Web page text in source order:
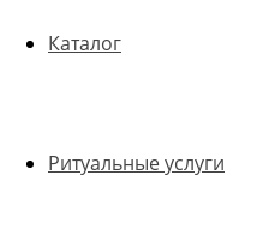
Каталог
Ритуальные услуги